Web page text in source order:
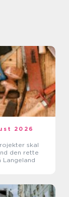
2026
skal
den rette